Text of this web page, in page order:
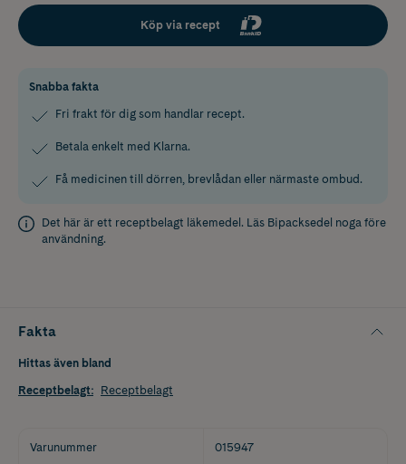
Köp via recept
Snabba fakta
Fri frakt för dig som handlar recept.
Betala enkelt med Klarna.
Få medicinen till dörren, brevlådan eller närmaste ombud.
Det här är ett receptbelagt läkemedel. Läs Bipacksedel noga före
användning.
Fakta
Hittas även bland
Receptbelagt: Receptbelagt
Varunummer 015947